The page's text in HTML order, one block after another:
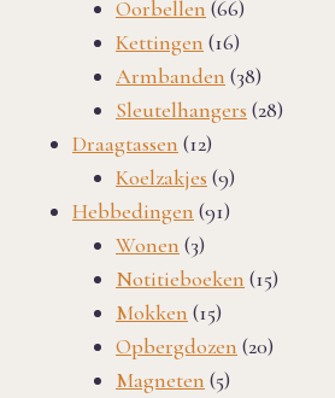
producten
Oorbellen 6666
producten
Kettingen 1616
producten
Armbanden 3838
producten
Sleutelhangers 2828
Draagtassen 1212
producten
Koelzakjes 99
producten
Hebbedingen 9191
Wonen 33
producten
Notitieboeken 1515
Mokken 1515
producten
Opbergdozen 2020
Magneten 55